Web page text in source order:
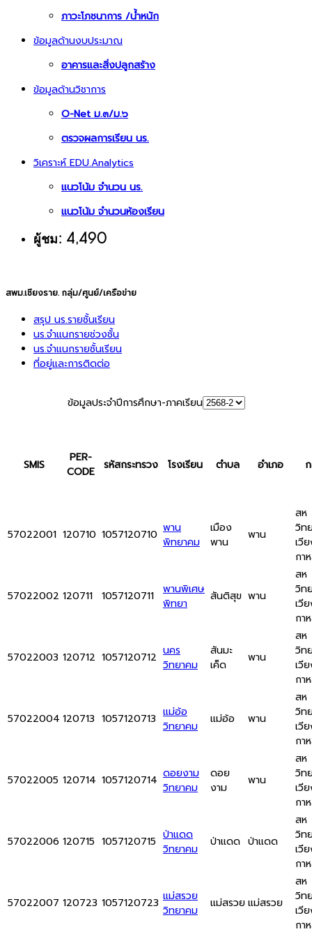
ภาวะโภชนาการ /น้ำหนัก
ข้อมูลด้านงบประมาณ
อาคารและสิ่งปลูกสร้าง
ข้อมูลด้านวิชาการ
O-Net ม.๓/ม.๖
ตรวจผลการเรียน นร.
วิเคราะห์ EDU.Analytics
แนวโน้ม จำนวน นร.
แนวโน้ม จำนวนห้องเรียน
ผู้ชม: 4,490
สพม.เชียงราย. กลุ่ม/ศูนย์/เครือข่าย
สรุป นร.รายชั้นเรียน
นร.จำแนกรายช่วงชั้น
นร.จำแนกรายชั้นเรียน
ที่อยู่และการติดต่อ
ข้อมูลประจำปีการศึกษา-ภาคเรียน
SMIS
PER-
CODE
รหัสกระทรวง โรงเรียน ตำบล อำเภอ
57022001 120710 1057120710 พาน
พิทยาคม
เมือง
พาน
พาน
สห
วิท
เวี
กา
57022002 120711 1057120711
พานพิเศษ
พิทยา
สันติสุข พาน
สห
วิท
เวี
กา
57022003 120712 1057120712 นคร
วิทยาคม
สันมะ
เค็ด
พาน
สห
วิท
เวี
กา
57022004 120713 1057120713 แม่อ้อ
วิทยาคม
แม่อ้อ พาน
สห
วิท
เวี
กา
57022005 120714 1057120714 ดอยงาม
วิทยาคม
ดอย
งาม
พาน
สห
วิท
เวี
กา
57022006 120715 1057120715 ป่าแดด
วิทยาคม
ป่าแดด ป่าแดด
สห
วิท
เวี
กา
57022007 120723 1057120723 แม่สรวย
วิทยาคม
แม่สรวยแม่สรวย
สห
วิท
เวี
กา